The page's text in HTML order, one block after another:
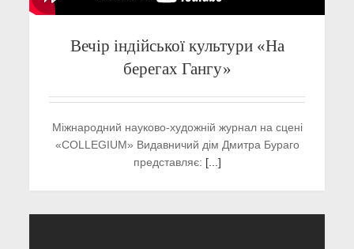
Вечір індійської культури «На
берегах Гангу»
Міжнародний науково-художній журнал на сцені
«COLLEGIUM» Видавничий дім Дмитра Бураго
представляє: [...]